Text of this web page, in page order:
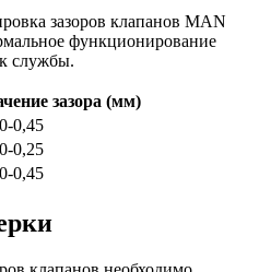
зазоров клапанов MAN
функционирование
службы.
зазора (мм)
0,45
0,25
0,45